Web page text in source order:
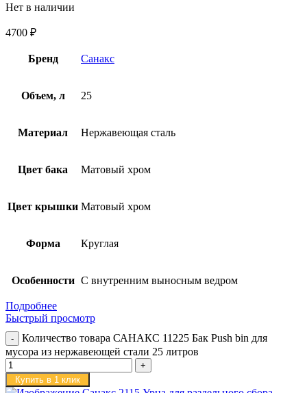
Нет в наличии
4700 ₽
Бренд Санакс
Объем, л 25
Материал Нержавеющая сталь
Цвет бака Матовый хром
Цвет крышки Матовый хром
Форма Круглая
Особенности С внутренним выносным ведром
Подробнее
Быстрый просмотр
Количество товара САНАКС 11225 Бак Push bin для
мусора из нержавеющей стали 25 литров
Купить в 1 клик